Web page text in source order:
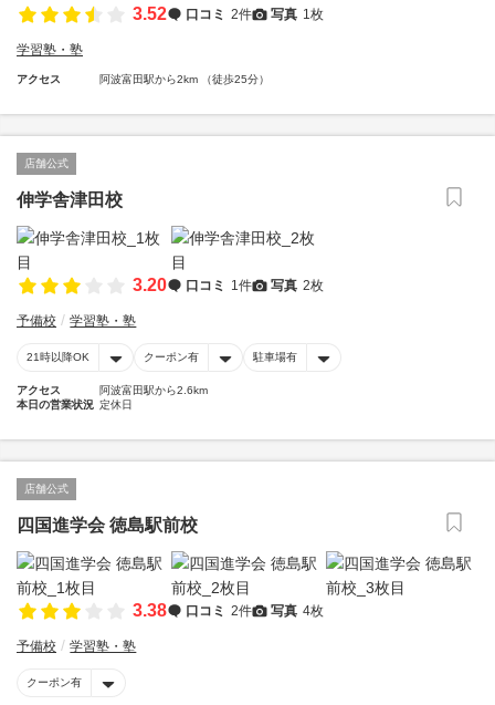
3.52 口コミ 2件 写真 1枚
学習塾・塾
アクセス 阿波富田駅から2km （徒歩25分）
店舗公式
伸学舎津田校
3.20 口コミ 1件 写真 2枚
予備校 学習塾・塾
21時以降OK クーポン有 駐車場有
アクセス
阿波富田駅から2.6km
本日の営業状況 定休日
店舗公式
四国進学会 徳島駅前校
3.38 口コミ 2件 写真 4枚
予備校 学習塾・塾
クーポン有